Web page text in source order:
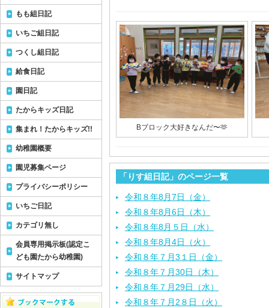
Bブロック大好きなんだ〜🫶
「りす組日記」のページ一覧
令和８年8月7日（金）
令和８年8月6日（木）
令和８年8月５日（水）
令和８年8月4日（火）
令和８年７月3１日（金）
令和８年７月30日（木）
令和８年７月29日（水）
令和８年７月2８日（火）
もも組日記
いちご組日記
つくし組日記
給食日記
園日記
たからキッズ日記
集まれ！たからキッズ!!
幼稚園概要
園児募集ページ
プライバシーポリシー
いちご日記
カテゴリ無し
会員専用掲示板(認定こ
ども園たから幼稚園)
サイトマップ